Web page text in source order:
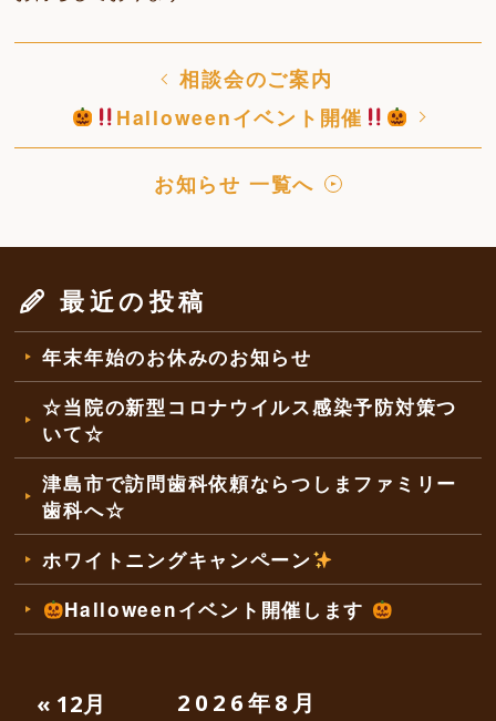
相談会のご案内
Halloweenイベント開催
お知らせ 一覧へ
最近の投稿
年末年始のお休みのお知らせ
☆当院の新型コロナウイルス感染予防対策つ
いて☆
津島市で訪問歯科依頼ならつしまファミリー
歯科へ☆
ホワイトニングキャンペーン
Halloweenイベント開催します
2026年8月
« 12月